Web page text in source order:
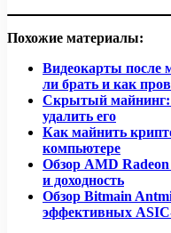
Похожие материалы:
Видеокарты после
ли брать и как
Скрытый майнинг:
удалить его
Как майнить
компьютере
Обзор AMD
и доходность
Обзор Bitmain
эффективных